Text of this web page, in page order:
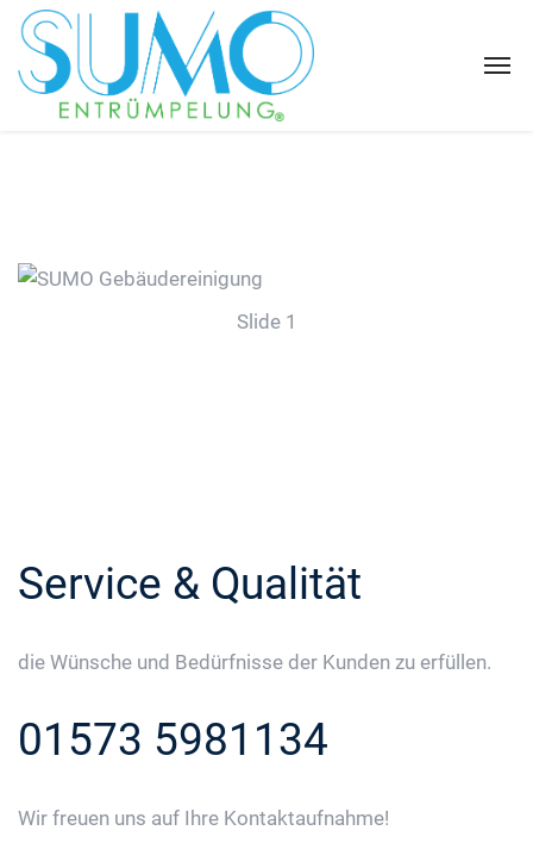
Slide 1
Service & Qualität
die Wünsche und Bedürfnisse der Kunden zu erfüllen.
01573 5981134
Wir freuen uns auf Ihre Kontaktaufnahme!